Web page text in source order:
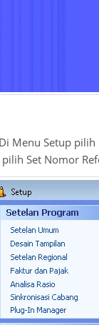
Menu Setup
Set Nomor